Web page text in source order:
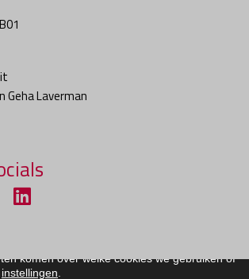
Geha Laverman
BV
komen over welke cookies we gebruiken of
instellingen